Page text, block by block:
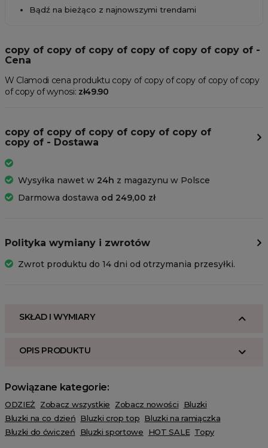
Bądź na bieżąco z najnowszymi trendami
copy of copy of copy of copy of copy of copy of -
Cena
W Clamodi cena produktu copy of copy of copy of copy of copy
of copy of wynosi: zł49.90
copy of copy of copy of copy of copy of
copy of - Dostawa
Wysyłka nawet w 24h z magazynu w Polsce
Darmowa dostawa od 249,00 zł
Polityka wymiany i zwrotów
Zwrot produktu do 14 dni od otrzymania przesyłki.
SKŁAD I WYMIARY
OPIS PRODUKTU
Powiązane kategorie:
ODZIEŻ Zobacz wszystkie Zobacz nowości
Bluzki
Bluzki na co dzień Bluzki crop top Bluzki na ramiączka
Bluzki do ćwiczeń
Bluzki sportowe HOT SALE Topy